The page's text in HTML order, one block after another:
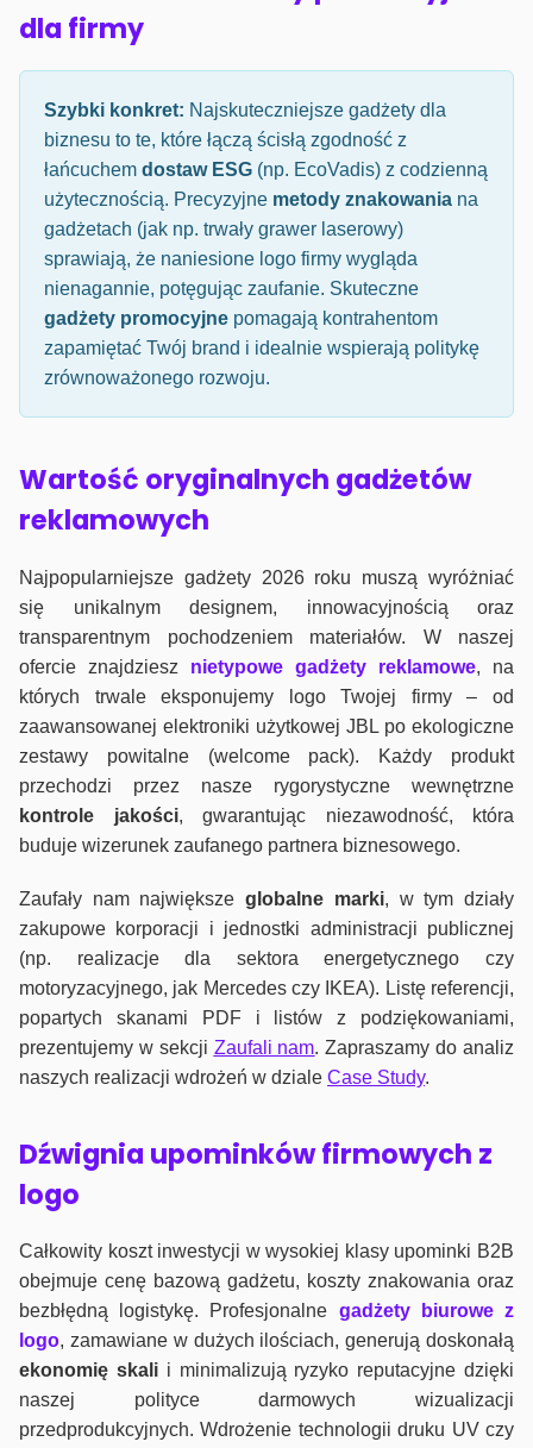
dla firmy
Szybki konkret: Najskuteczniejsze gadżety dla
biznesu to te, które łączą ścisłą zgodność z
łańcuchem dostaw ESG (np. EcoVadis) z codzienną
użytecznością. Precyzyjne metody znakowania na
gadżetach (jak np. trwały grawer laserowy)
sprawiają, że naniesione logo firmy wygląda
nienagannie, potęgując zaufanie. Skuteczne
gadżety promocyjne pomagają kontrahentom
zapamiętać Twój brand i idealnie wspierają politykę
zrównoważonego rozwoju.
Wartość oryginalnych gadżetów
reklamowych
Najpopularniejsze gadżety 2026 roku muszą wyróżniać
się unikalnym designem, innowacyjnością oraz
transparentnym pochodzeniem materiałów. W naszej
ofercie znajdziesz nietypowe gadżety reklamowe, na
których trwale eksponujemy logo Twojej firmy – od
zaawansowanej elektroniki użytkowej JBL po ekologiczne
zestawy powitalne (welcome pack). Każdy produkt
przechodzi przez nasze rygorystyczne wewnętrzne
kontrole jakości, gwarantując niezawodność, która
buduje wizerunek zaufanego partnera biznesowego.
Zaufały nam największeglobalne marki, w tym działy
zakupowe korporacji i jednostki administracji publicznej
(np. realizacje dla sektora energetycznego czy
motoryzacyjnego, jak Mercedes czy IKEA). Listę referencji,
popartych skanami PDF i listów z podziękowaniami,
prezentujemy w sekcji Zaufali nam. Zapraszamy do analiz
naszych realizacji wdrożeń w dziale Case Study.
Dźwignia upominków firmowych z
logo
Całkowity koszt inwestycji w wysokiej klasy upominki B2B
obejmuje cenę bazową gadżetu, koszty znakowania oraz
bezbłędną logistykę. Profesjonalne gadżety biurowe z
logo, zamawiane w dużych ilościach, generują doskonałą
ekonomię skalii minimalizują ryzyko reputacyjne dzięki
naszej polityce darmowych wizualizacji
przedprodukcyjnych. Wdrożenie technologii druku UV czy